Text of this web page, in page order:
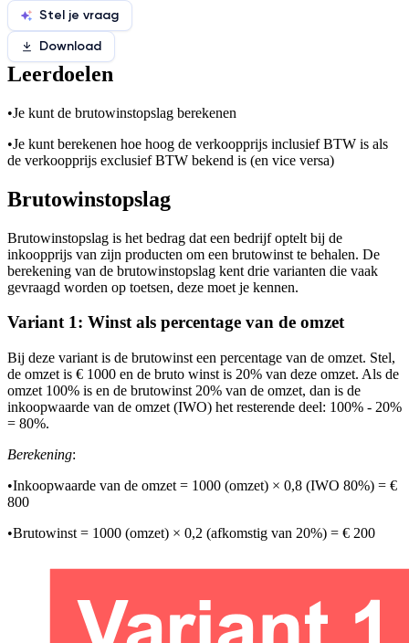
Stel je vraag
Download
Leerdoelen
•Je kunt de brutowinstopslag berekenen
•Je kunt berekenen hoe hoog de verkoopprijs inclusief BTW is als
de verkoopprijs exclusief BTW bekend is (en vice versa)
Brutowinstopslag
Brutowinstopslag is het bedrag dat een bedrijf optelt bij de
inkoopprijs van zijn producten om een brutowinst te behalen. De
berekening van de brutowinstopslag kent drie varianten die vaak
gevraagd worden op toetsen, deze moet je kennen.
Variant 1: Winst als percentage van de omzet
Bij deze variant is de brutowinst een percentage van de omzet. Stel,
de omzet is € 1000 en de bruto winst is 20% van deze omzet. Als de
omzet 100% is en de brutowinst 20% van de omzet, dan is de
inkoopwaarde van de omzet (IWO) het resterende deel: 100% - 20%
= 80%.
Berekening:
•Inkoopwaarde van de omzet = 1000 (omzet) × 0,8 (IWO 80%) = €
800
•Brutowinst = 1000 (omzet) × 0,2 (afkomstig van 20%) = € 200